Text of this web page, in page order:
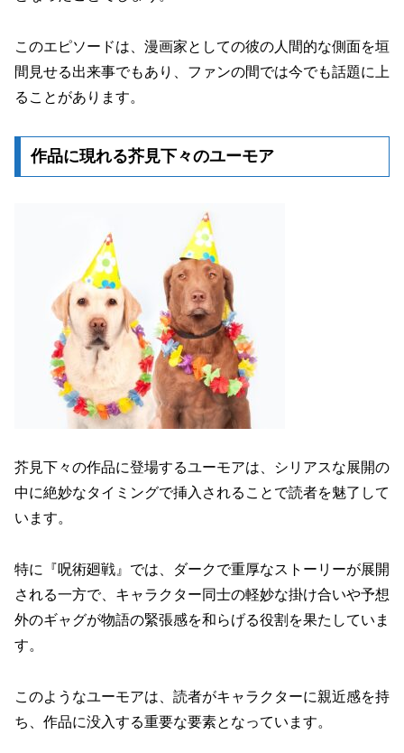
このエピソードは、漫画家としての彼の人間的な側面を垣
間見せる出来事でもあり、ファンの間では今でも話題に上
ることがあります。
作品に現れる芥見下々のユーモア
芥見下々の作品に登場するユーモアは、シリアスな展開の
中に絶妙なタイミングで挿入されることで読者を魅了して
います。
特に『呪術廻戦』では、ダークで重厚なストーリーが展開
される一方で、キャラクター同士の軽妙な掛け合いや予想
外のギャグが物語の緊張感を和らげる役割を果たしていま
す。
このようなユーモアは、読者がキャラクターに親近感を持
ち、作品に没入する重要な要素となっています。